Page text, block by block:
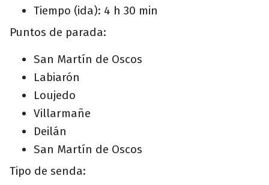
Tiempo (ida): 4 h 30 min
Puntos de parada:
San Martín de Oscos
Labiarón
Loujedo
Villarmañe
Deilán
San Martín de Oscos
Tipo de senda: